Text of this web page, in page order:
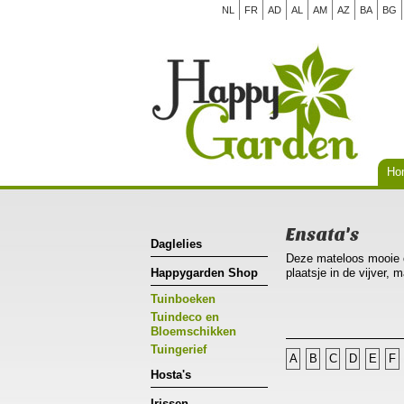
NL FR AD AL AM AZ BA BG
Daglelies
Happygarden Shop
Tuinboeken
Tuindeco en
Bloemschikken
Tuingerief
Hosta's
Ensata's
Deze mateloos
plaatsje in de vijver,
dit zeker op
wortelverbranding is
A B C D E F